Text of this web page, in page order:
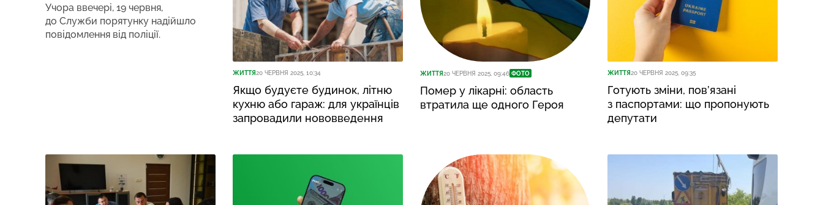
Учора ввечері, 19 червня,
до Служби порятунку надійшло
повідомлення від поліції.
ЖИТТЯ20 ЧЕРВНЯ 2025, 10:34
Якщо будуєте будинок, літню
кухню або гараж: для українців
запровадили нововведення
ЖИТТЯ20 ЧЕРВНЯ 2025, 09:46 ФОТО
Помер у лікарні: область
втратила ще одного Героя
ЖИТТЯ20 ЧЕРВНЯ 2025, 09:35
Готують зміни, пов’язані
з паспортами: що пропонують
депутати